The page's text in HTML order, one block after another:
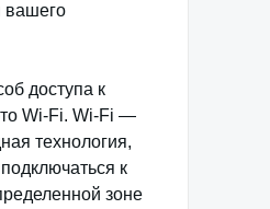
вашего
доступа к
Wi-Fi. Wi-Fi —
технология,
к
зоне